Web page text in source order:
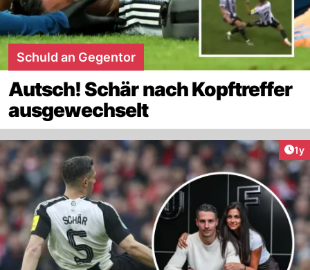
Schuld an Gegentor
Autsch! Schär nach Kopftreffer
ausgewechselt
1y